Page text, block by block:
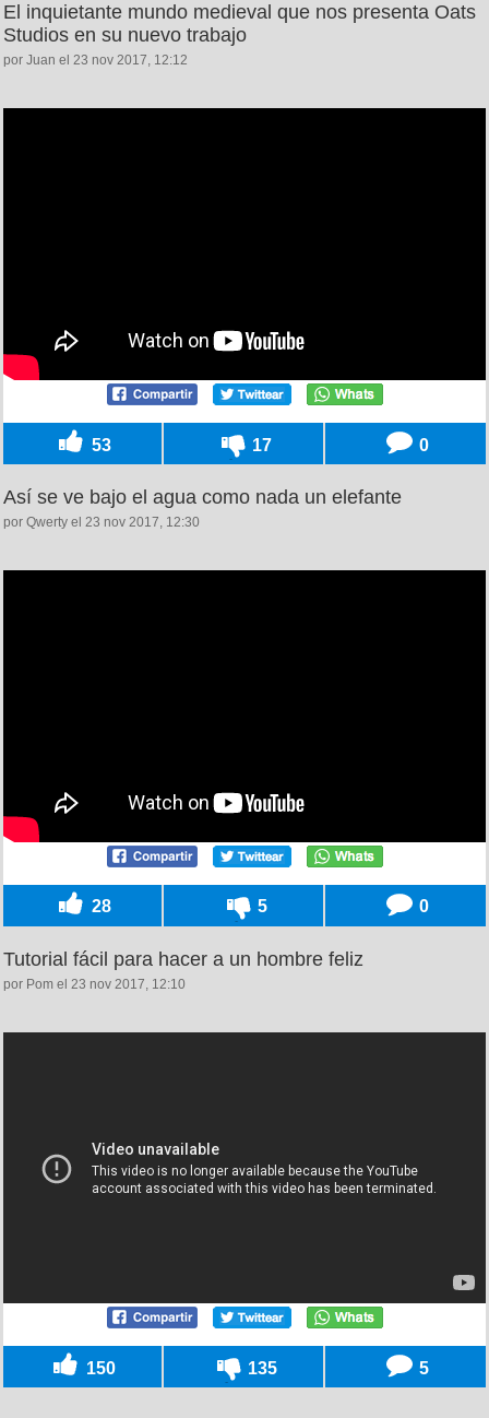
El inquietante mundo medieval que nos presenta Oats
Studios en su nuevo trabajo
por Juan el 23 nov 2017, 12:12
53 17 0
Así se ve bajo el agua como nada un elefante
por Qwerty el 23 nov 2017, 12:30
28 5 0
Tutorial fácil para hacer a un hombre feliz
por Pom el 23 nov 2017, 12:10
150 135 5